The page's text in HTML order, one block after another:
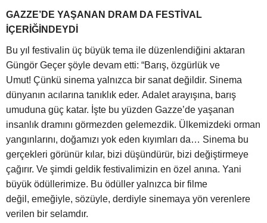
GAZZE’DE YAŞANAN DRAM DA FESTİVAL
İÇERİĞİNDEYDİ
Bu yıl festivalin üç büyük tema ile düzenlendiğini aktaran
Güngör Geçer şöyle devam etti: “Barış, özgürlük ve
Umut! Çünkü sinema yalnızca bir sanat değildir. Sinema
dünyanın acılarına tanıklık eder. Adalet arayışına, barış
umuduna güç katar. İşte bu yüzden Gazze’de yaşanan
insanlık dramını görmezden gelemezdik. Ülkemizdeki orman
yangınlarını, doğamızı yok eden kıyımları da… Sinema bu
gerçekleri görünür kılar, bizi düşündürür, bizi değiştirmeye
çağırır. Ve şimdi geldik festivalimizin en özel anına. Yani
büyük ödüllerimize. Bu ödüller yalnızca bir filme
değil, emeğiyle, sözüyle, derdiyle sinemaya yön verenlere
verilen bir selamdır.